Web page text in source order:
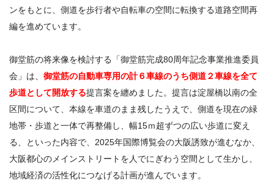
ンをもとに、側道を歩行者や自転車の空間に転換する道路空間再
編を進めています。
御堂筋の将来像を検討する「御堂筋完成80周年記念事業推進委員
会」は、 御堂筋の自動車専用の計６車線のうち側道２車線を全て
歩道として開放する提言案を纏めました。提言は淀屋橋以南の全
区間について、本線を車道のまま残したうえで、側道を現在の緑
地帯・歩道と一体で再整備し、幅15ｍ超ずつの広い歩道に変え
る、といった内容で、2025年国際博覧会の大阪誘致が進むなか、
大阪都心のメインストリートを人でにぎわう空間として生かし、
地域経済の活性化につなげる計画が進んでいます。